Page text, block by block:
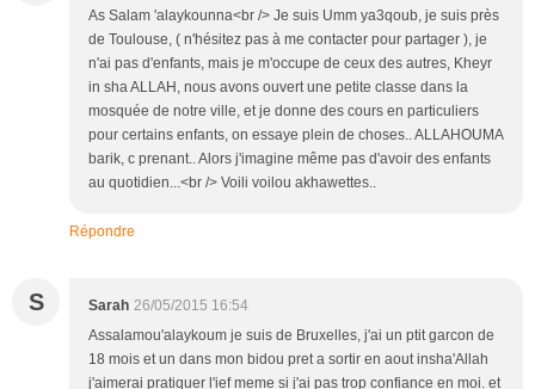
As Salam 'alaykounna<br /> Je suis Umm ya3qoub, je suis près
de Toulouse, ( n'hésitez pas à me contacter pour partager ), je
n'ai pas d'enfants, mais je m'occupe de ceux des autres, Kheyr
in sha ALLAH, nous avons ouvert une petite classe dans la
mosquée de notre ville, et je donne des cours en particuliers
pour certains enfants, on essaye plein de choses.. ALLAHOUMA
barik, c prenant.. Alors j'imagine même pas d'avoir des enfants
au quotidien...<br /> Voili voilou akhawettes..
Répondre
S Sarah 26/05/2015 16:54
Assalamou'alaykoum je suis de Bruxelles, j'ai un ptit garcon de
18 mois et un dans mon bidou pret a sortir en aout insha'Allah
j'aimerai pratiquer l'ief meme si j'ai pas trop confiance en moi. et